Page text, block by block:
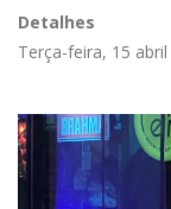
Detalhes
Terça-feira, 15